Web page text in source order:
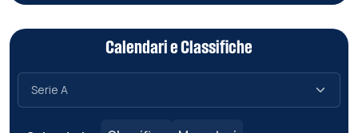
Calendari e Classifiche